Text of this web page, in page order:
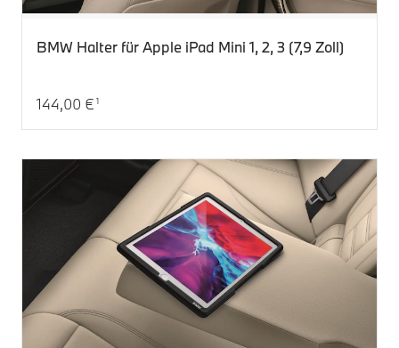
BMW Halter für Apple iPad Mini 1, 2, 3 (7,9 Zoll)
Aktueller Preis: 144,00 €
144,00 € 1